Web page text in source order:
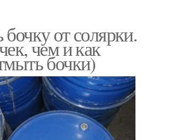
от солярки.
чем и как
бочки)